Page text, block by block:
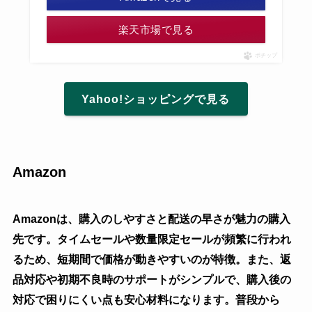
楽天市場で見る
ポチップ
Yahoo!ショッピングで見る
Amazon
Amazonは、購入のしやすさと配送の早さが魅力の購入
先です。タイムセールや数量限定セールが頻繁に行われ
るため、短期間で価格が動きやすいのが特徴。また、返
品対応や初期不良時のサポートがシンプルで、購入後の
対応で困りにくい点も安心材料になります。普段から